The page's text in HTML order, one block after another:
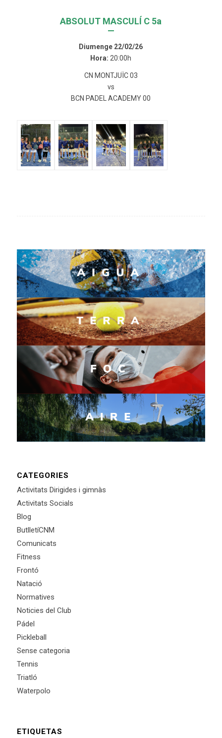
ABSOLUT MASCULÍ C 5a
—
Diumenge 22/02/26
Hora: 20:00h
CN MONTJUÏC 03
vs
BCN PADEL ACADEMY 00
CATEGORIES
Activitats Dirigides i gimnàs
Activitats Socials
Blog
ButlletíCNM
Comunicats
Fitness
Frontó
Natació
Normatives
Noticies del Club
Pádel
Pickleball
Sense categoria
Tennis
Triatló
Waterpolo
ETIQUETAS